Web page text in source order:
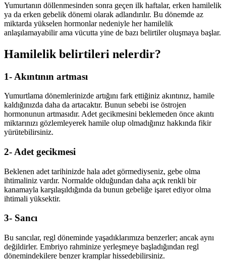
Yumurtanın döllenmesinden sonra geçen ilk haftalar, erken hamilelik
ya da erken gebelik dönemi olarak adlandırılır. Bu dönemde az
miktarda yükselen hormonlar nedeniyle her hamilelik
anlaşılamayabilir ama vücutta yine de bazı belirtiler oluşmaya başlar.
Hamilelik belirtileri nelerdir?
1- Akıntının artması
Yumurtlama dönemlerinizde artığını fark ettiğiniz akıntınız, hamile
kaldığınızda daha da artacaktır. Bunun sebebi ise östrojen
hormonunun artmasıdır. Adet gecikmesini beklemeden önce akıntı
miktarınızı gözlemleyerek hamile olup olmadığınız hakkında fikir
yürütebilirsiniz.
2- Adet gecikmesi
Beklenen adet tarihinizde hala adet görmediyseniz, gebe olma
ihtimaliniz vardır. Normalde olduğundan daha açık renkli bir
kanamayla karşılaşıldığında da bunun gebeliğe işaret ediyor olma
ihtimali yüksektir.
3- Sancı
Bu sancılar, regl döneminde yaşadıklarımıza benzerler; ancak aynı
değildirler. Embriyo rahminize yerleşmeye başladığından regl
dönemindekilere benzer kramplar hissedebilirsiniz.